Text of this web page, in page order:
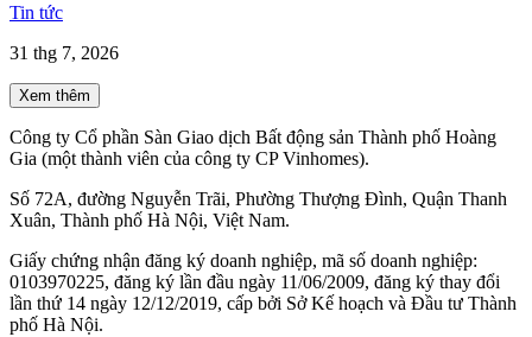
Tin tức
31 thg 7, 2026
Xem thêm
Công ty Cổ phần Sàn Giao dịch Bất động sản Thành phố Hoàng
Gia (một thành viên của công ty CP Vinhomes).
Số 72A, đường Nguyễn Trãi, Phường Thượng Đình, Quận Thanh
Xuân, Thành phố Hà Nội, Việt Nam.
Giấy chứng nhận đăng ký doanh nghiệp, mã số doanh nghiệp:
0103970225, đăng ký lần đầu ngày 11/06/2009, đăng ký thay đổi
lần thứ 14 ngày 12/12/2019, cấp bởi Sở Kế hoạch và Đầu tư Thành
phố Hà Nội.